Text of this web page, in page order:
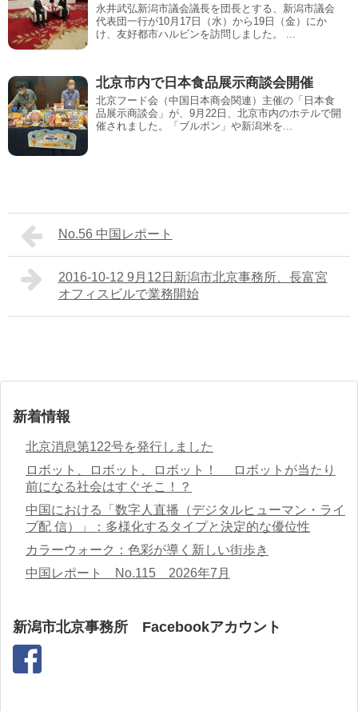
永井武弘新潟市議会議長を団長とする、新潟市議会
代表団一行が10月17日（水）から19日（金）にか
け、友好都市ハルビンを訪問しました。 ...
北京市内で日本食品展示商談会開催
北京フード会（中国日本商会関連）主催の「日本食
品展示商談会」が、9月22日、北京市内のホテルで開
催されました。「ブルボン」や新潟米を...
No.56 中国レポート
2016-10-12 9月12日新潟市北京事務所、長富宮
オフィスビルで業務開始
新着情報
北京消息第122号を発行しました
ロボット、ロボット、ロボット！ ロボットが当たり
前になる社会はすぐそこ！？
中国における「数字人直播（デジタルヒューマン・ライ
ブ配 信）」：多様化するタイプと決定的な優位性
カラーウォーク：色彩が導く新しい街歩き
中国レポート No.115 2026年7月
新潟市北京事務所 Facebookアカウント